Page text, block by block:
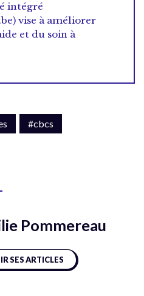
intégré
vise à améliorer
et du soin à
#cbcs
Pommereau
SES ARTICLES